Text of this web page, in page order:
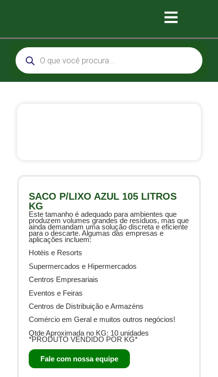
SACO P/LIXO AZUL 105 LITROS
KG
Este tamanho é adequado para ambientes que
produzem volumes grandes de resíduos, mas que
ainda demandam uma solução discreta e eficiente
para o descarte. Algumas das empresas e
aplicações incluem:
Hotéis e Resorts
Supermercados e Hipermercados
Centros Empresariais
Eventos e Feiras
Centros de Distribuição e Armazéns
Comércio em Geral e muitos outros negócios!
Qtde Aproximada no KG: 10 unidades
*PRODUTO VENDIDO POR KG*
Fale com nossa equipe